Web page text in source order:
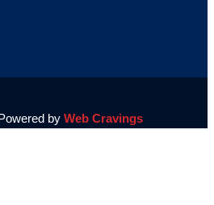
by Web Cravings